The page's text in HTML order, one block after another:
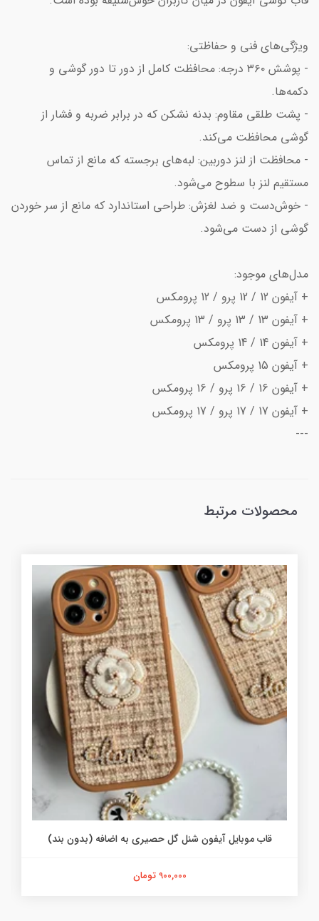
ویژگی‌های فنی و حفاظتی:
- پوشش ۳۶۰ درجه: محافظت کامل از دور تا دور گوشی و
دکمه‌ها.
- پشت طلقی مقاوم: بدنه نشکن که در برابر ضربه و فشار از
گوشی محافظت می‌کند.
- محافظت از لنز دوربین: لبه‌های برجسته که مانع از تماس
مستقیم لنز با سطوح می‌شود.
- خوش‌دست و ضد لغزش: طراحی استاندارد که مانع از سر خوردن
گوشی از دست می‌شود.
مدل‌های موجود:
+ آیفون 12 / 12 پرو / 12 پرومکس
+ آیفون 13 / 13 پرو / 13 پرومکس
+ آیفون 14 / 14 پرومکس
+ آیفون 15 پرومکس
+ آیفون 16 / 16 پرو / 16 پرومکس
+ آیفون 17 / 17 پرو / 17 پرومکس
---
محصولات مرتبط
قاب موبایل آیفون شنل گل حصیری به اضافه (بدون بند)
900,000 تومان